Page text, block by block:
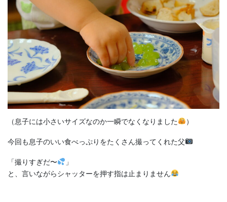
（息子には小さいサイズなのか一瞬でなくなりました ）
今回も息子のいい食べっぷりをたくさん撮ってくれた父
「撮りすぎだ〜
」
と、言いながらシャッターを押す指は止まりません